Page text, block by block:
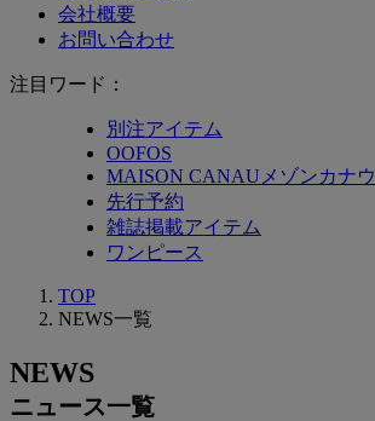
会社概要
お問い合わせ
注目ワード：
別注アイテム
OOFOS
MAISON CANAUメゾンカナウ
先行予約
雑誌掲載アイテム
ワンピース
TOP
NEWS一覧
NEWS
ニュース一覧